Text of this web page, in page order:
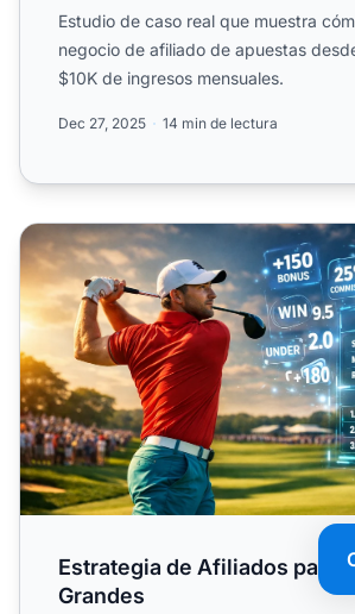
Estudio de caso real que muestra
negocio de afiliado de apuestas
$10K de ingresos mensuales.
Dec 27, 2025 14 min de lectura
Estrategia de Afiliados para Apuestas
Estrategia de Afiliados para
Grandes